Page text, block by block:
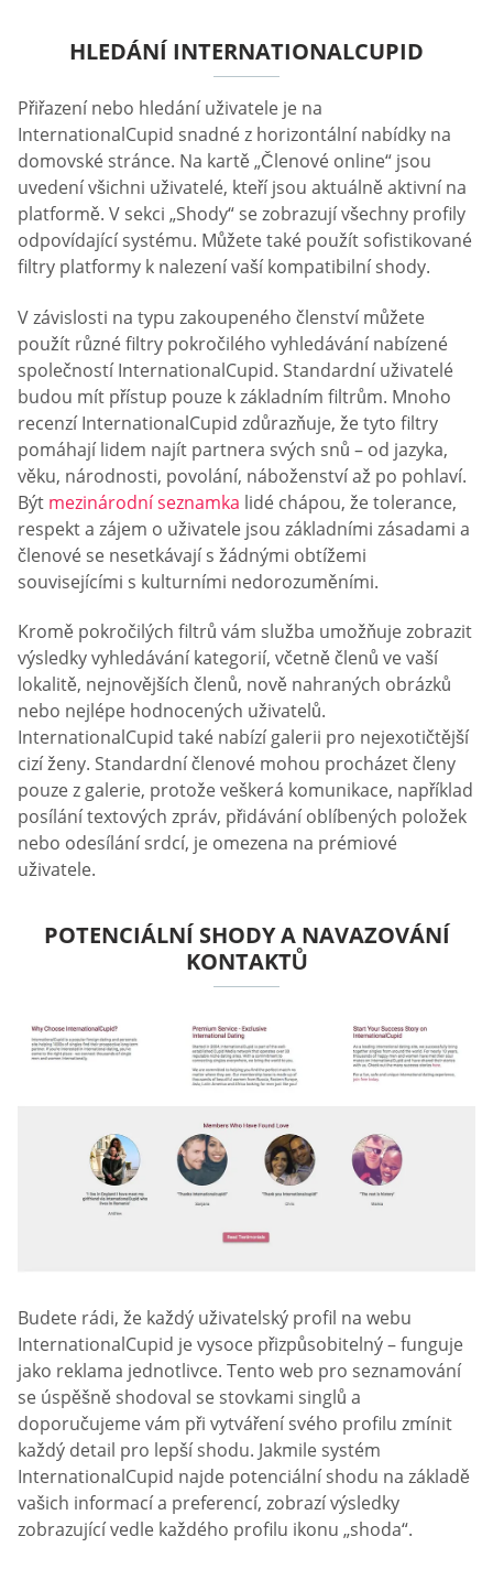
HLEDÁNÍ INTERNATIONALCUPID
Přiřazení nebo hledání uživatele je na
InternationalCupid snadné z horizontální nabídky na
domovské stránce. Na kartě „Členové online“ jsou
uvedení všichni uživatelé, kteří jsou aktuálně aktivní na
platformě. V sekci „Shody“ se zobrazují všechny profily
odpovídající systému. Můžete také použít sofistikované
filtry platformy k nalezení vaší kompatibilní shody.
V závislosti na typu zakoupeného členství můžete
použít různé filtry pokročilého vyhledávání nabízené
společností InternationalCupid. Standardní uživatelé
budou mít přístup pouze k základním filtrům. Mnoho
recenzí InternationalCupid zdůrazňuje, že tyto filtry
pomáhají lidem najít partnera svých snů – od jazyka,
věku, národnosti, povolání, náboženství až po pohlaví.
Být mezinárodní seznamka lidé chápou, že tolerance,
respekt a zájem o uživatele jsou základními zásadami a
členové se nesetkávají s žádnými obtížemi
souvisejícími s kulturními nedorozuměními.
Kromě pokročilých filtrů vám služba umožňuje zobrazit
výsledky vyhledávání kategorií, včetně členů ve vaší
lokalitě, nejnovějších členů, nově nahraných obrázků
nebo nejlépe hodnocených uživatelů.
InternationalCupid také nabízí galerii pro nejexotičtější
cizí ženy. Standardní členové mohou procházet členy
pouze z galerie, protože veškerá komunikace, například
posílání textových zpráv, přidávání oblíbených položek
nebo odesílání srdcí, je omezena na prémiové
uživatele.
POTENCIÁLNÍ SHODY A NAVAZOVÁNÍ
KONTAKTŮ
Budete rádi, že každý uživatelský profil na webu
InternationalCupid je vysoce přizpůsobitelný – funguje
jako reklama jednotlivce. Tento web pro seznamování
se úspěšně shodoval se stovkami singlů a
doporučujeme vám při vytváření svého profilu zmínit
každý detail pro lepší shodu. Jakmile systém
InternationalCupid najde potenciální shodu na základě
vašich informací a preferencí, zobrazí výsledky
zobrazující vedle každého profilu ikonu „shoda“.